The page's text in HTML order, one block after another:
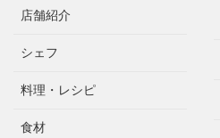
店舗紹介
シェフ
料理・レシピ
食材